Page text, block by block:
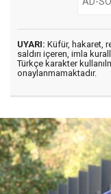
UYARI: Küfür, hakaret,
saldırı içeren, imla
Türkçe karakter
onaylanmamaktadır.